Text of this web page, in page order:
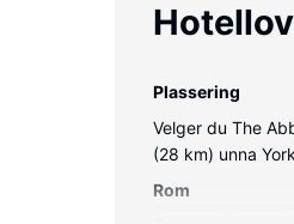
Plassering
Velger du The
(28 km) unna
Rom